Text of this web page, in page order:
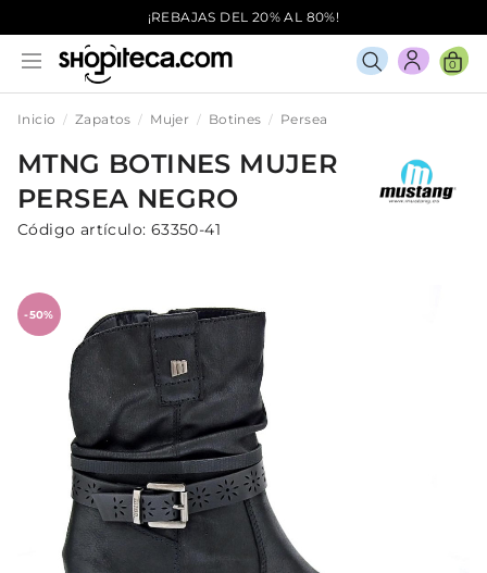
¡REBAJAS DEL 20% AL 80%!
0
Inicio Zapatos Mujer Botines Persea
MTNG BOTINES MUJER
PERSEA NEGRO
Código artículo: 63350-41
-50%